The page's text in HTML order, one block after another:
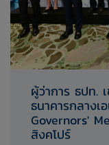
ผู้ว่าการ ธปท.
ธนาคารกลางเ
Governors'
สิงคโปร์